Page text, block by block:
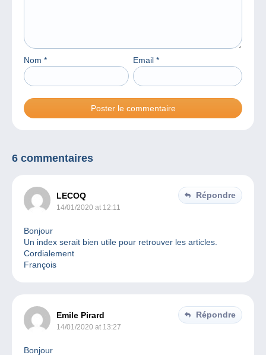
Nom * Email *
6 commentaires
LECOQ
14/01/2020 at 12:11
Répondre
Bonjour
Un index serait bien utile pour retrouver les articles.
Cordialement
François
Emile Pirard
14/01/2020 at 13:27
Répondre
Bonjour